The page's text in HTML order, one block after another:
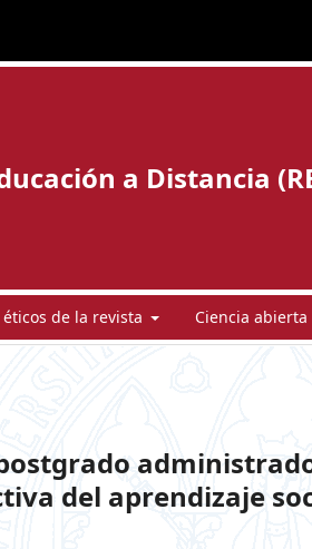
a Distancia
de la revista Ciencia abierta
del aprendizaje